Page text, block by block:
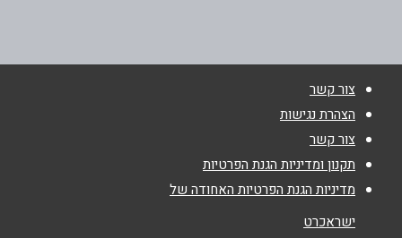
נושא*
אנא חזרו אלי בקשר ל...
צור קשר
הצהרת נגישות
צור קשר
תקנון ומדיניות הגנת הפרטיות
מדיניות הגנת הפרטיות האחודה של
ישראכרט